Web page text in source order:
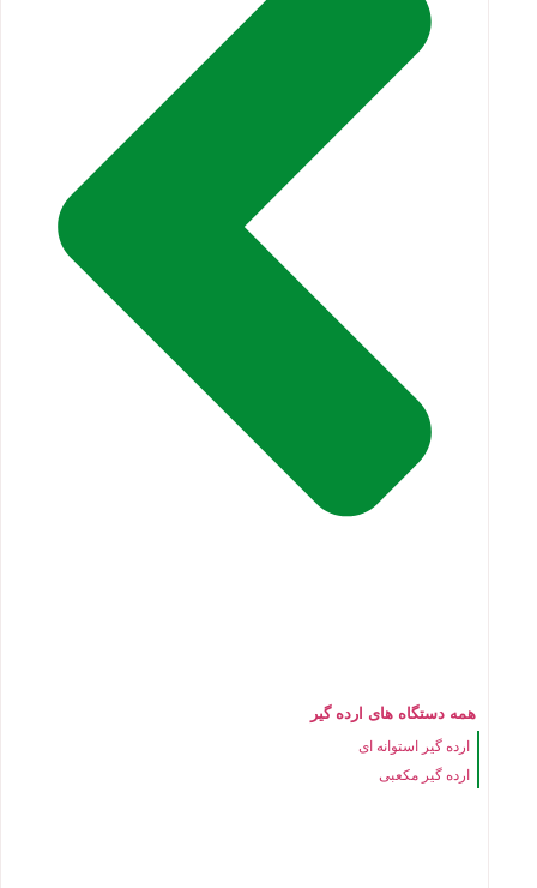
همه دستگاه های ارده گیر
ارده گیر استوانه ای
ارده گیر مکعبی